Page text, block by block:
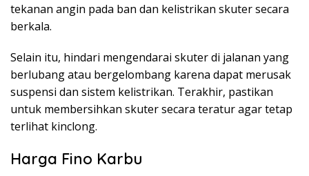
tekanan angin pada ban dan kelistrikan skuter secara
berkala.
Selain itu, hindari mengendarai skuter di jalanan yang
berlubang atau bergelombang karena dapat merusak
suspensi dan sistem kelistrikan. Terakhir, pastikan
untuk membersihkan skuter secara teratur agar tetap
terlihat kinclong.
Harga Fino Karbu